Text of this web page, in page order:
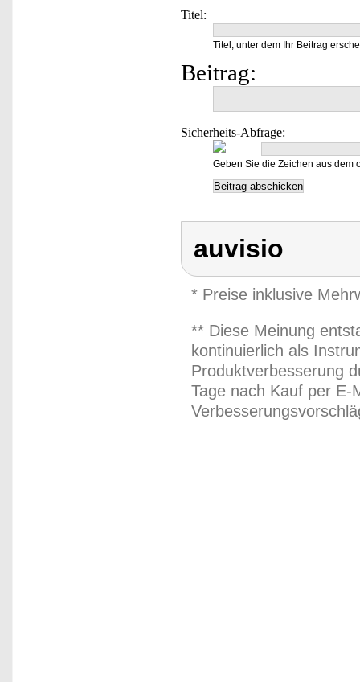
Titel:
Titel, unter dem Ihr Beitrag
Beitrag:
Sicherheits-Abfrage:
Geben Sie die Zeichen aus dem
auvisio
* Preise inklusive
** Diese Meinung
kontinuierlich als
Produktverbesserung
Tage nach Kauf per E-